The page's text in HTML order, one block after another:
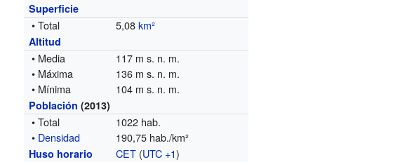
Superficie
• Total 5,08km²
Altitud
• Media
117 m s. n. m.
• Máxima
136 m s. n. m.
• Mínima
104 m s. n. m.
Población (2013)
• Total
1022 hab.
• Densidad 190,75 hab./km²
Huso horario CET (UTC +1)